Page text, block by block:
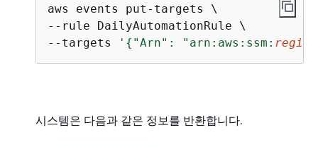
aws events put-targets \
--rule DailyAutomationRule \
--targets
' { "Arn": "arn:aws:ssm: region
시스템은 다음과 같은 정보를 반환합니다.